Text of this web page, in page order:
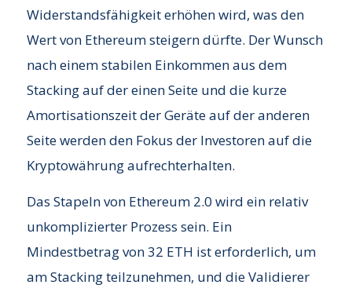
Widerstandsfähigkeit erhöhen wird, was den
Wert von Ethereum steigern dürfte. Der Wunsch
nach einem stabilen Einkommen aus dem
Stacking auf der einen Seite und die kurze
Amortisationszeit der Geräte auf der anderen
Seite werden den Fokus der Investoren auf die
Kryptowährung aufrechterhalten.
Das Stapeln von Ethereum 2.0 wird ein relativ
unkomplizierter Prozess sein. Ein
Mindestbetrag von 32 ETH ist erforderlich, um
am Stacking teilzunehmen, und die Validierer